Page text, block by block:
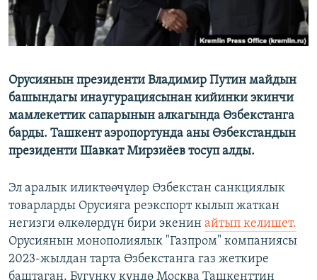
Орусиянын президенти Владимир Путин майдын
башындагы инаугурациясынан кийинки экинчи
мамлекеттик сапарынын алкагында Өзбекстанга
барды. Ташкент аэропортунда аны Өзбекстандын
президенти Шавкат Мирзиёев тосуп алды.
Эл аралык иликтөөчүлөр Өзбекстан санкциялык
товарларды Орусияга реэкспорт кылып жаткан
негизги өлкөлөрдүн бири экенин айтып келишет.
Орусиянын монополиялык "Газпром" компаниясы
2023-жылдан тарта Өзбекстанга газ жеткире
баштаган. Бүгүнкү күндө Москва Ташкенттин